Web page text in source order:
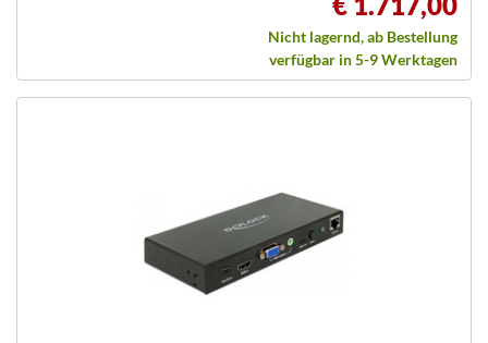
Nicht lagernd, ab Bestellung
verfügbar in 5-9 Werktagen